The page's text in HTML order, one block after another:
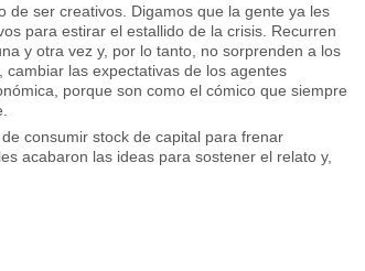
de ser creativos. Digamos que la gente ya les
para estirar el estallido de la crisis. Recurren
y otra vez y, por lo tanto, no sorprenden a los
las expectativas de los agentes
porque son como el cómico que siempre
consumir stock de capital para frenar
acabaron las ideas para sostener el relato y,